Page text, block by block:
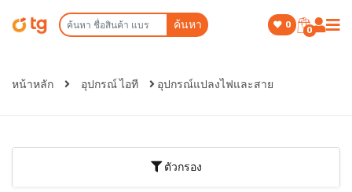
ค้นหา 0
0
หน้าหลัก อุปกรณ์ ไอที อุปกรณ์แปลงไฟและสาย
ตัวกรอง